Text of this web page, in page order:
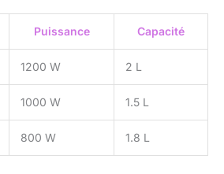
Puissance Capacité
1200 W 2 L
1000 W 1.5 L
800 W 1.8 L